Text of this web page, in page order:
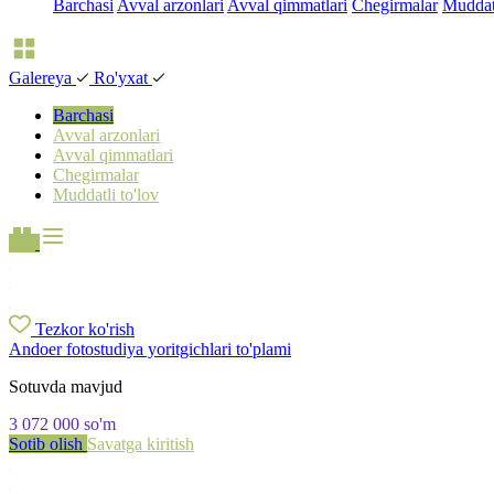
Barchasi Avval arzonlari Avval qimmatlari Chegirmalar
Galereya
Ro'yxat
Barchasi
Avval arzonlari
Avval qimmatlari
Chegirmalar
Muddatli to'lov
Tezkor ko'rish
Andoer fotostudiya yoritgichlari to'plami
Sotuvda mavjud
3 072 000 so'm
Sotib olish Savatga kiritish